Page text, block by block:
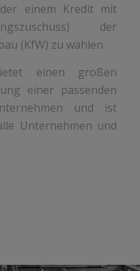
einem Kredit mit
der
(KfW) zu wählen.
einen großen
einer passenden
und ist
Unternehmen und